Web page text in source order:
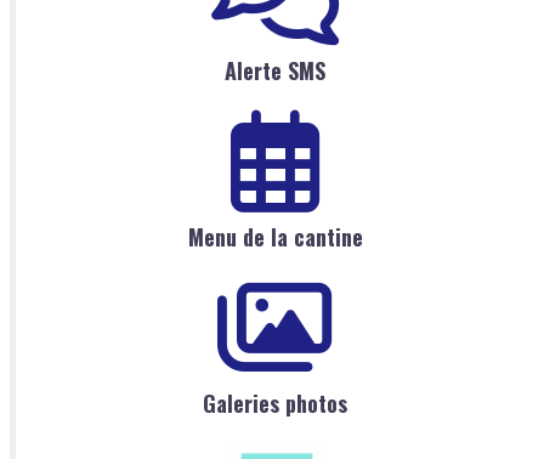
Alerte SMS
Menu de la cantine
Galeries photos